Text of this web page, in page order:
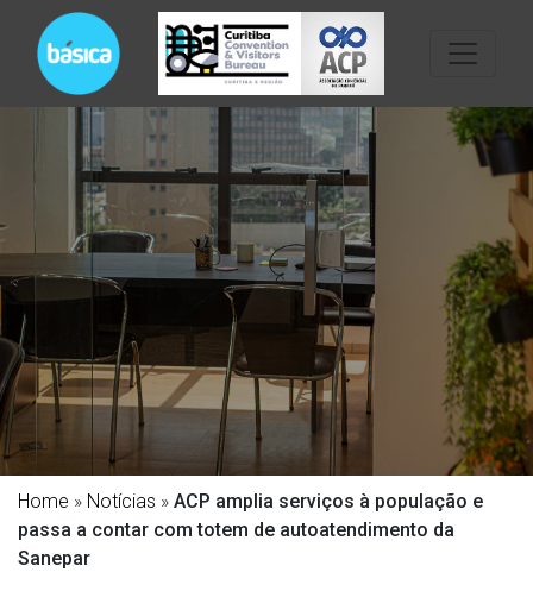
Home » Notícias » ACP amplia serviços à população e
passa a contar com totem de autoatendimento da
Sanepar